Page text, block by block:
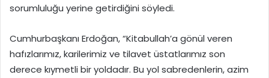
sorumluluğu yerine getirdiğini söyledi.
Cumhurbaşkanı Erdoğan, “Kitabullah’a gönül veren
hafızlarımız, karilerimiz ve tilavet üstatlarımız son
derece kıymetli bir yoldadır. Bu yol sabredenlerin, azim